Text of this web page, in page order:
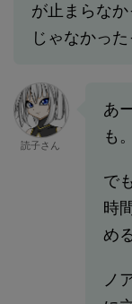
が止まらな
じゃなかった
読子さん
あ
も。
で
時
め
ノ